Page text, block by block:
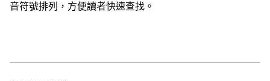
音符號排列，方便讀者快速查找。